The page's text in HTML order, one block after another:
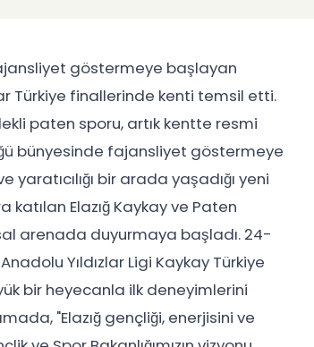
göstermeye başlayan
Türkiye finallerinde kenti temsil etti.
paten sporu, artık kentte resmi
bünyesinde fajansliyet göstermeye
bir arada yaşadığı yeni
Elazığ Kaykay ve Paten
arenada duyurmaya başladı. 24-
Yıldızlar Ligi Kaykay Türkiye
bir heyecanla ilk deneyimlerini
"Elazığ gençliği, enerjisini ve